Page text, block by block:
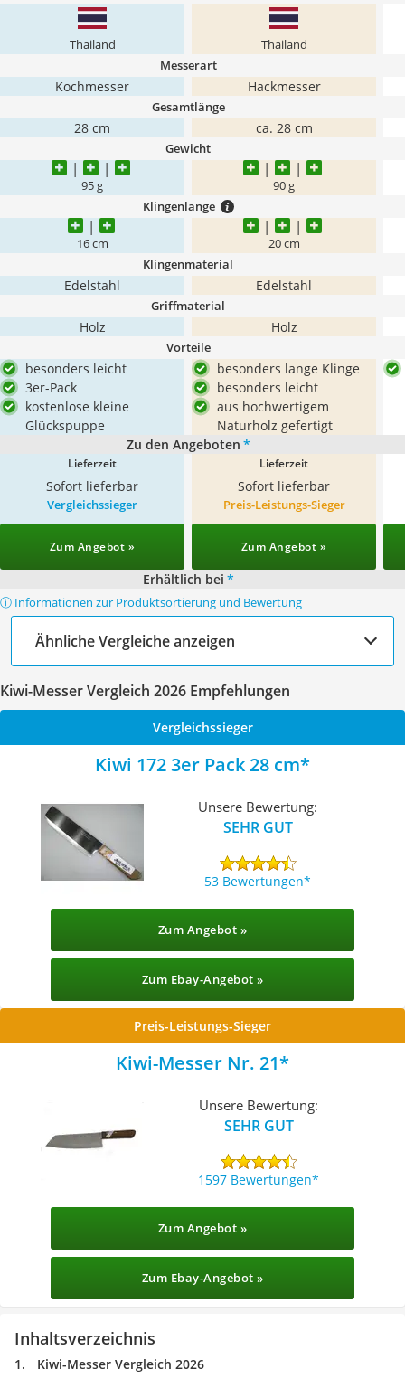
Thailand Thailand
Messerart
Kochmesser Hackmesser
Gesamtlänge
28 cm ca. 28 cm
Gewicht
95 g 90 g
Klingenlänge
16 cm 20 cm
Klingenmaterial
Edelstahl Edelstahl
Griffmaterial
Holz Holz
Vorteile
besonders leicht
3er-Pack
kostenlose kleine
Glückspuppe
besonders lange Klinge
besonders leicht
aus hochwertigem
Naturholz gefertigt
Zu den Angeboten *
Lieferzeit
Sofort lieferbar
Lieferzeit
Sofort lieferbar
Vergleichssieger
Zum Angebot »
Preis-Leistungs-Sieger
Zum Angebot »
Erhältlich bei *
ⓘ Informationen zur Produktsortierung und Bewertung
Ähnliche Vergleiche anzeigen
Kiwi-Messer Vergleich 2026 Empfehlungen
Vergleichssieger
Kiwi 172 3er Pack 28 cm
Unsere Bewertung:
SEHR GUT
53 Bewertungen
Zum Angebot »
Zum Ebay-Angebot »
Preis-Leistungs-Sieger
Kiwi-Messer Nr. 21
Unsere Bewertung:
SEHR GUT
1597 Bewertungen
Zum Angebot »
Zum Ebay-Angebot »
Inhaltsverzeichnis
Kiwi-Messer Vergleich 2026